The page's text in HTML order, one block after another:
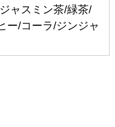
ャスミン茶/緑茶/
ー/コーラ/ジンジャ